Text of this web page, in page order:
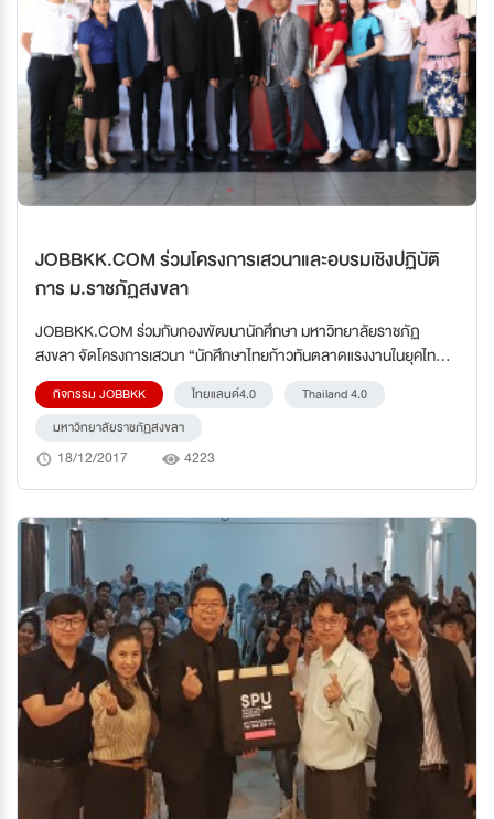
JOBBKK.COM ร่วมโครงการเสวนาและอบรมเชิงปฏิบัติ
การ ม.ราชภัฏสงขลา
JOBBKK.COM ร่วมกับกองพัฒนานักศึกษา มหาวิทยาลัยราชภัฏ
สงขลา จัดโครงการเสวนา “นักศึกษาไทยก้าวทันตลาดแรงงานในยุคไทย
แลนด์ 4.0” และอบรมเชิงปฏิบัติการ “พัฒนาคุณภาพวัยทำงานให้ทันต
ลาดแรงงานในยุคไทยแลนด์ 4.0”
กิจกรรม JOBBKK ไทยแลนด์4.0
Thailand 4.0
มหาวิทยาลัยราชภัฏสงขลา
18/12/2017 4223